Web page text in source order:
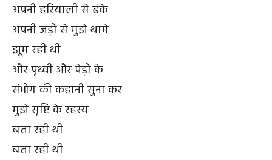
अपनी हरियाली से ढंके
अपनी जड़ों से मुझे थामे
झूम रही थी
और पृथ्वी और पेड़ों के
संभोग की कहानी सुना कर
मुझे सृष्टि के रहस्य
बता रही थी
बता रही थी